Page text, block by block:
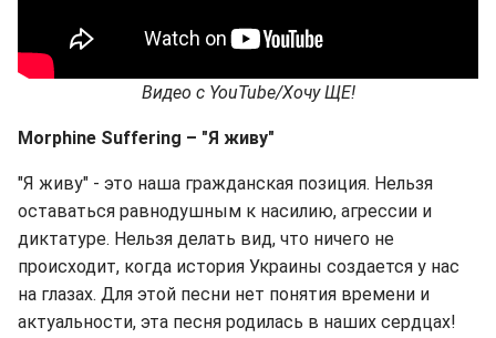
Видео с YouTube/Хочу ЩЕ!
Morphine Suffering – "Я живу"
"Я живу" - это наша гражданская позиция. Нельзя
оставаться равнодушным к насилию, агрессии и
диктатуре. Нельзя делать вид, что ничего не
происходит, когда история Украины создается у нас
на глазах. Для этой песни нет понятия времени и
актуальности, эта песня родилась в наших сердцах!